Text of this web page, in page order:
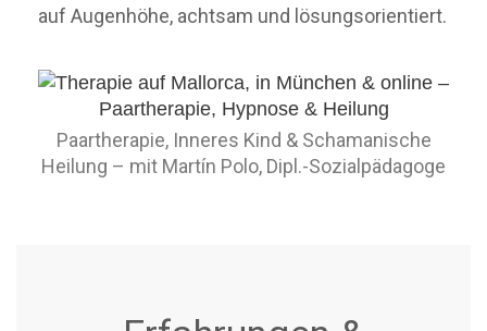
auf Augenhöhe, achtsam und lösungsorientiert.
Paartherapie, Inneres Kind & Schamanische
Heilung – mit Martín Polo, Dipl.-Sozialpädagoge